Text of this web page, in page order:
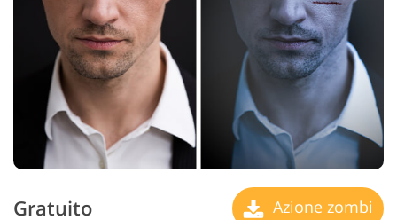
Gratuito Azione zombi